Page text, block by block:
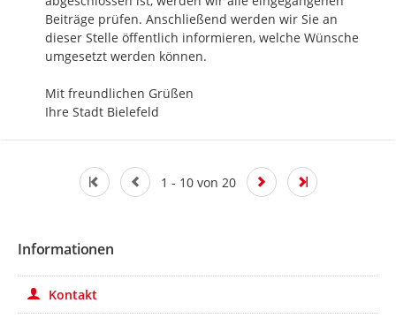
Beiträge prüfen. Anschließend werden wir Sie an
dieser Stelle öffentlich informieren, welche Wünsche
umgesetzt werden können.
Mit freundlichen Grüßen
Ihre Stadt Bielefeld
1 - 10 von 20
Informationen
Kontakt